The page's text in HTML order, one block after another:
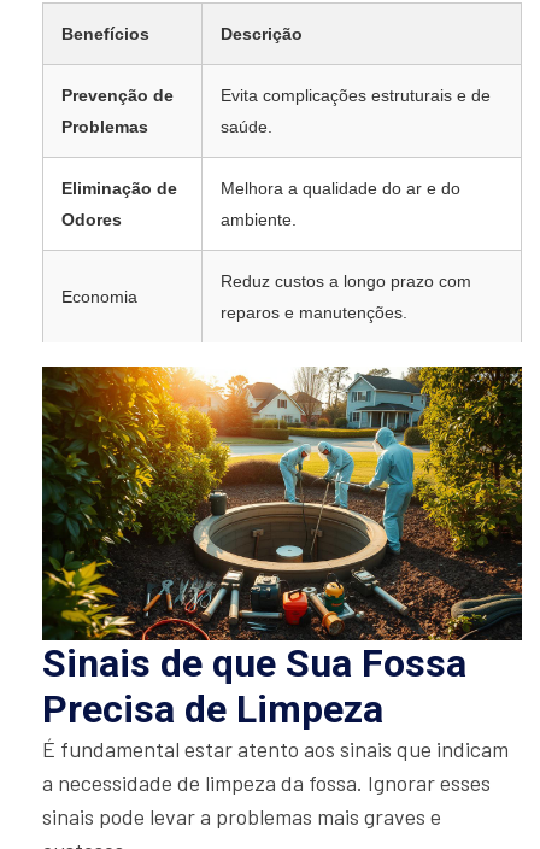
Benefícios Descrição
Prevenção de
Problemas
Evita complicações estruturais e de
saúde.
Eliminação de
Odores
Melhora a qualidade do ar e do
ambiente.
Economia
Reduz custos a longo prazo com
reparos e manutenções.
Sinais de que Sua Fossa
Precisa de Limpeza
É fundamental estar atento aos sinais que indicam
a necessidade de limpeza da fossa. Ignorar esses
sinais pode levar a problemas mais graves e